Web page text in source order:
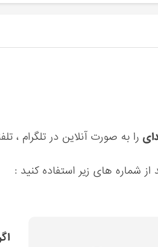
را به صورت آنلاین در تلگرام ،
شماره های زیر استفاده کنید :